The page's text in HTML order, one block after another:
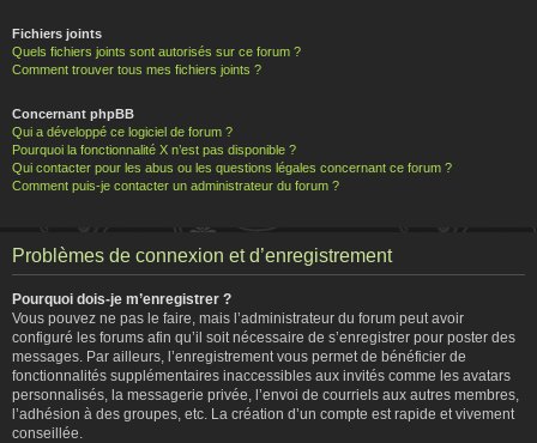
Fichiers joints
Quels fichiers joints sont autorisés sur ce forum ?
Comment trouver tous mes fichiers joints ?
Concernant phpBB
Qui a développé ce logiciel de forum ?
Pourquoi la fonctionnalité X n’est pas disponible ?
Qui contacter pour les abus ou les questions légales concernant ce forum ?
Comment puis-je contacter un administrateur du forum ?
Problèmes de connexion et d’enregistrement
Pourquoi dois-je m’enregistrer ?
Vous pouvez ne pas le faire, mais l’administrateur du forum peut avoir
configuré les forums afin qu’il soit nécessaire de s’enregistrer pour poster des
messages. Par ailleurs, l’enregistrement vous permet de bénéficier de
fonctionnalités supplémentaires inaccessibles aux invités comme les avatars
personnalisés, la messagerie privée, l’envoi de courriels aux autres membres,
l’adhésion à des groupes, etc. La création d’un compte est rapide et vivement
conseillée.